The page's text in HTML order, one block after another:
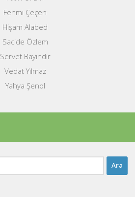
Fehmi Çeçen
Hişam Alabed
Sacide Özlem
Servet Bayındır
Vedat Yılmaz
Yahya Şenol